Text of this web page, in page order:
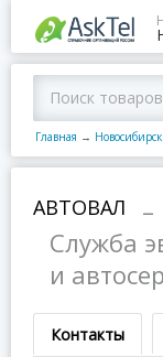
Главная → Новосибирск
АВТОВАЛ
–
Служба
и
Контакты